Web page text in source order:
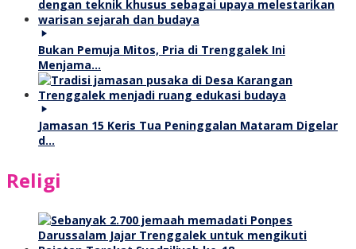
Bukan Pemuja Mitos, Pria di Trenggalek Ini
Menjama…
Jamasan 15 Keris Tua Peninggalan Mataram Digelar
d…
Religi